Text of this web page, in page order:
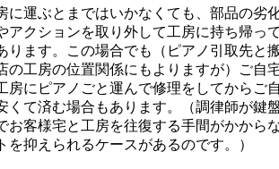
に運ぶとまではいかなくても、部品の劣
アクションを取り外して工房に持ち帰っ
ります。この場合でも（ピアノ引取先と
の工房の位置関係にもよりますが）ご自
房にピアノごと運んで修理をしてからご
くて済む場合もあります。（調律師が鍵
お客様宅と工房を往復する手間がかから
を抑えられるケースがあるのです。）